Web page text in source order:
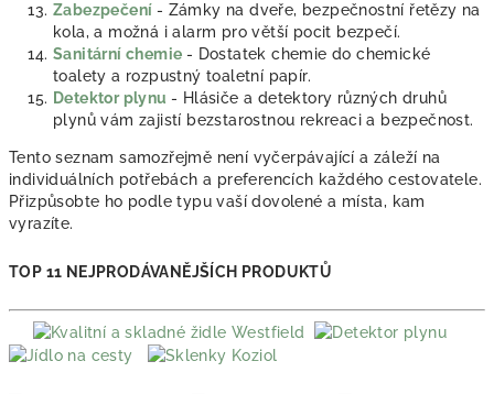
Zabezpečení - Zámky na dveře, bezpečnostní řetězy na
kola, a možná i alarm pro větší pocit bezpečí.
Sanitární chemie - Dostatek chemie do chemické
toalety a rozpustný toaletní papír.
Detektor plynu - Hlásiče a detektory různých druhů
plynů vám zajistí bezstarostnou rekreaci a bezpečnost.
Tento seznam samozřejmě není vyčerpávající a záleží na
individuálních potřebách a preferencích každého cestovatele.
Přizpůsobte ho podle typu vaší dovolené a místa, kam
vyrazíte.
TOP 11 NEJPRODÁVANĚJŠÍCH PRODUKTŮ